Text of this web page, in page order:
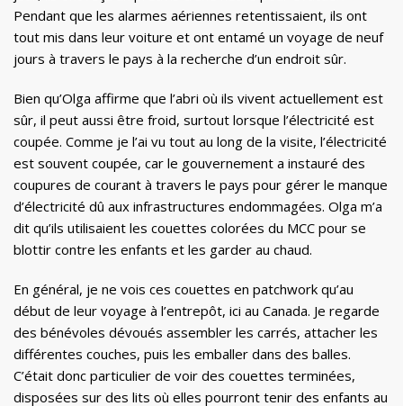
Pendant que les alarmes aériennes retentissaient, ils ont
tout mis dans leur voiture et ont entamé un voyage de neuf
jours à travers le pays à la recherche d’un endroit sûr.
Bien qu’Olga affirme que l’abri où ils vivent actuellement est
sûr, il peut aussi être froid, surtout lorsque l’électricité est
coupée. Comme je l’ai vu tout au long de la visite, l’électricité
est souvent coupée, car le gouvernement a instauré des
coupures de courant à travers le pays pour gérer le manque
d’électricité dû aux infrastructures endommagées. Olga m’a
dit qu’ils utilisaient les couettes colorées du MCC pour se
blottir contre les enfants et les garder au chaud.
En général, je ne vois ces couettes en patchwork qu’au
début de leur voyage à l’entrepôt, ici au Canada. Je regarde
des bénévoles dévoués assembler les carrés, attacher les
différentes couches, puis les emballer dans des balles.
C’était donc particulier de voir des couettes terminées,
disposées sur des lits où elles pourront tenir des enfants au